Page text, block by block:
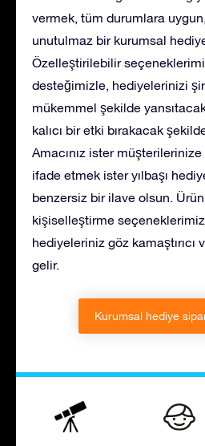
vermek, tüm durumlara
unutulmaz bir kurumsal
Özelleştirilebilir
desteğimizle, hediyelerinizi
mükemmel şekilde
kalıcı bir etki bırakacak
Amacınız ister müşterilerinize
ifade etmek ister yılbaşı
benzersiz bir ilave olsun.
kişiselleştirme
hediyeleriniz göz kamaştırıcı
gelir.
Kurumsal hediye